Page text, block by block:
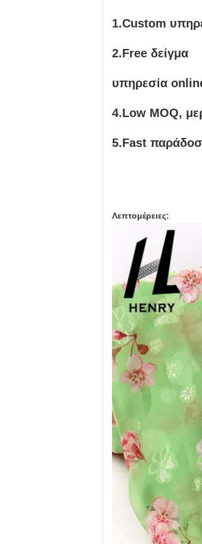
1.Custom
2.Free δείγμα
υπηρεσία
4.Low MOQ,
5.Fast
Λεπτομέρειες: